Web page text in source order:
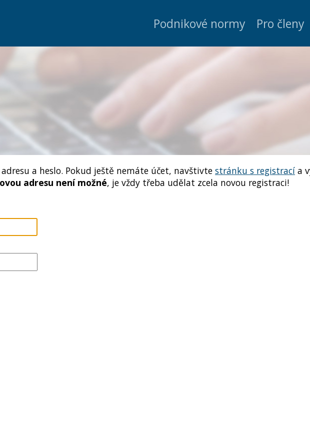
Podnikové normy Pro členy
a heslo. Pokud ještě nemáte účet, navštivte stránku s registrací a
adresu není možné, je vždy třeba udělat zcela novou registraci!